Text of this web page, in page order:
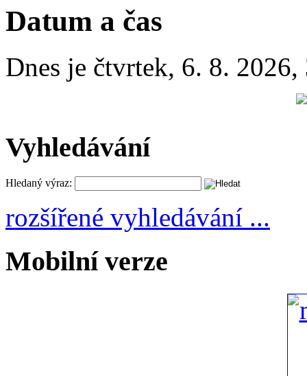
Datum a čas
Dnes je čtvrtek, 6. 8. 2026,
Vyhledávání
Hledaný výraz:
rozšířené vyhledávání ...
Mobilní verze